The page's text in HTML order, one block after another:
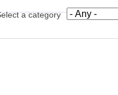
a category